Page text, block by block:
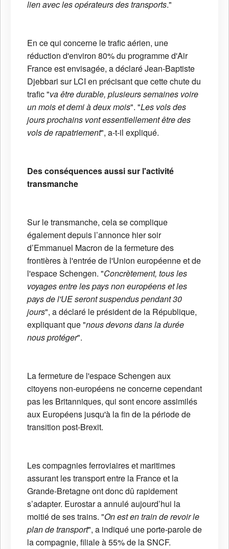
lien avec les opérateurs des transports."
En ce qui concerne le trafic aérien, une
réduction d'environ 80% du programme d'Air
France est envisagée, a déclaréJean-Baptiste
Djebbari sur LCI en précisant que cette chute du
trafic "va être durable, plusieurs semaines voire
un mois et demi à deux mois". "Les vols des
jours prochains vont essentiellement être des
vols de rapatriement", a-t-il expliqué.
Des conséquences aussi sur l'activité
transmanche
Sur le transmanche, cela se complique
également depuis l’annonce hier soir
d’Emmanuel Macron de la fermeture des
frontièresà l'entrée de l'Union européenne et de
l'espace Schengen. "Concrètement, tous les
voyages entre les pays non européens et les
pays del'UE seront suspendus pendant 30
jours", a déclaré le président de la République,
expliquant que "nous devons dans la durée
nous protéger".
La fermeture de l'espace Schengen aux
citoyens non-européens ne concerne cependant
pas les Britanniques, qui sont encore assimilés
aux Européens jusqu'à la fin de la période de
transition post-Brexit.
Les compagnies ferroviaires et maritimes
assurant les transport entre la France et la
Grande-Bretagne ont donc dû rapidement
s’adapter. Eurostara annulé aujourd’hui la
moitié de ses trains. "On est en train de revoir le
plan de transport", a indiqué une porte-parole de
la compagnie, filiale à 55% de la SNCF.